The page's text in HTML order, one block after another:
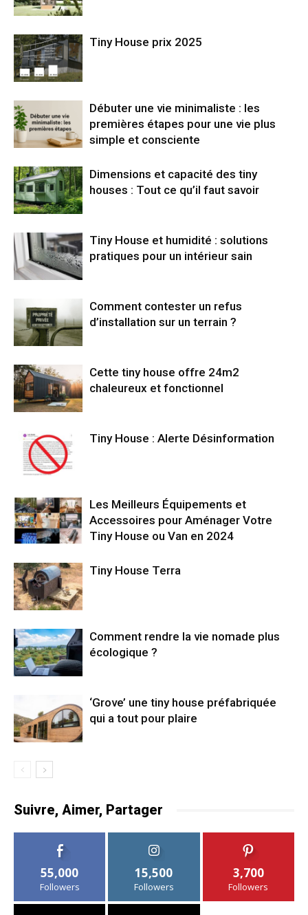
Tiny House prix 2025
Débuter une vie minimaliste : les
premières étapes pour une vie plus
simple et consciente
Dimensions et capacité des tiny
houses : Tout ce qu’il faut savoir
Tiny House et humidité : solutions
pratiques pour un intérieur sain
Comment contester un refus
d’installation sur un terrain ?
Cette tiny house offre 24m2
chaleureux et fonctionnel
Tiny House : Alerte Désinformation
Les Meilleurs Équipements et
Accessoires pour Aménager Votre
Tiny House ou Van en 2024
Tiny House Terra
Comment rendre la vie nomade plus
écologique ?
‘Grove’ une tiny house préfabriquée
qui a tout pour plaire
Suivre, Aimer, Partager
55,000
Followers
15,500
Followers
3,700
Followers